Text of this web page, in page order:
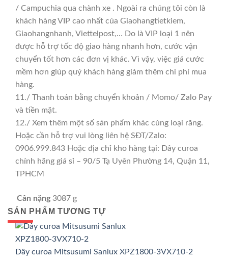
/ Campuchia qua chành xe . Ngoài ra chúng tôi còn là
khách hàng VIP cao nhất của Giaohangtietkiem,
Giaohangnhanh, Viettelpost,… Do là VIP loại 1 nên
được hỗ trợ tốc độ giao hàng nhanh hơn, cước vận
chuyển tốt hơn các đơn vị khác. Vì vậy, việc giá cước
mềm hơn giúp quý khách hàng giảm thêm chi phí mua
hàng.
11./ Thanh toán bằng chuyển khoản / Momo/ Zalo Pay
và tiền mặt.
12./ Xem thêm một số sản phẩm khác cùng loại răng.
Hoặc cần hỗ trợ vui lòng liên hệ SĐT/Zalo:
0906.999.843 Hoặc địa chỉ kho hàng tại: Dây curoa
chính hãng giá sỉ – 90/5 Tạ Uyên Phường 14, Quận 11,
TPHCM
Cân nặng 3087 g
SẢN PHẨM TƯƠNG TỰ
GIÁ TỐT
GIÁ SỈ
Dây curoa Mitsusumi Sanlux XPZ1800-3VX710-2